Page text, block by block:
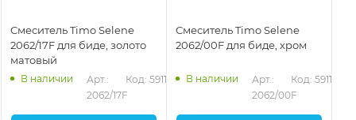
Смеситель Timo Selene
2062/17F для биде, золото
матовый
В наличии
Арт.:
2062/17F
Код: 59118
Смеситель Timo Selene
2062/00F для биде, хром
В наличии
Арт.:
2062/00F
Код: 59116